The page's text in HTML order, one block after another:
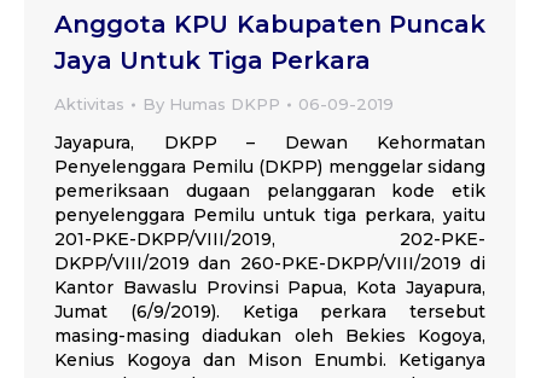
Anggota KPU Kabupaten Puncak
Jaya Untuk Tiga Perkara
Aktivitas By Humas DKPP 06-09-2019
Jayapura, DKPP – Dewan Kehormatan
Penyelenggara Pemilu (DKPP) menggelar sidang
pemeriksaan dugaan pelanggaran kode etik
penyelenggara Pemilu untuk tiga perkara, yaitu
201-PKE-DKPP/VIII/2019, 202-PKE-
DKPP/VIII/2019 dan 260-PKE-DKPP/VIII/2019 di
Kantor Bawaslu Provinsi Papua, Kota Jayapura,
Jumat (6/9/2019). Ketiga perkara tersebut
masing-masing diadukan oleh Bekies Kogoya,
Kenius Kogoya dan Mison Enumbi. Ketiganya